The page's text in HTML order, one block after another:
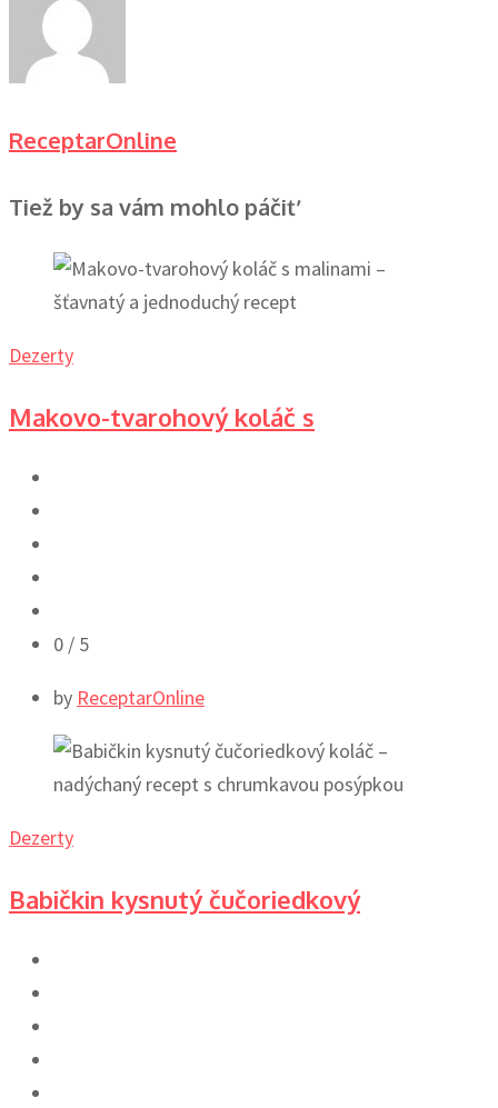
ReceptarOnline
Tiež by sa vám mohlo páčiť
Dezerty
Makovo-tvarohový koláč s
0 / 5
by ReceptarOnline
Dezerty
Babičkin kysnutý čučoriedkový